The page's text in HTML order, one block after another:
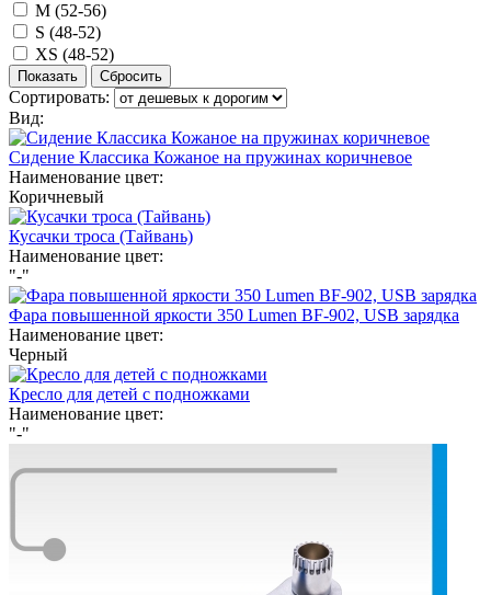
M (52-56)
S (48-52)
XS (48-52)
Сортировать:
Вид:
Сидение Классика Кожаное на пружинах коричневое
Наименование цвет:
Коричневый
Кусачки троса (Тайвань)
Наименование цвет:
"-"
Фара повышенной яркости 350 Lumen BF-902, USB зарядка
Наименование цвет:
Черный
Кресло для детей с подножками
Наименование цвет:
"-"